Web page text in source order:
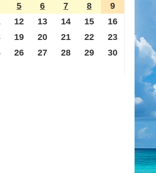
5 6 7 8
9
12 13 14 15
16
19 20 21 22
23
26 27 28 29
30